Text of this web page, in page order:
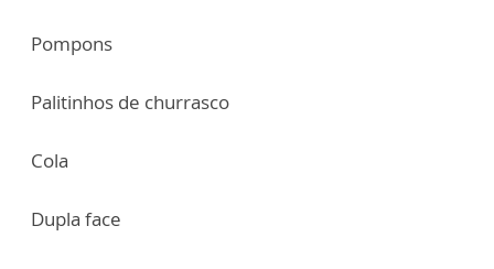
Pompons
Palitinhos de churrasco
Cola
Dupla face